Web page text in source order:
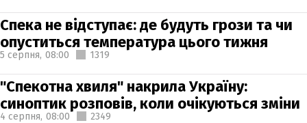
Спека не відступає: де будуть грози та чи
опуститься температура цього тижня
5 серпня, 08:00 1319
"Спекотна хвиля" накрила Україну:
синоптик розповів, коли очікуються зміни
4 серпня, 08:00 2349